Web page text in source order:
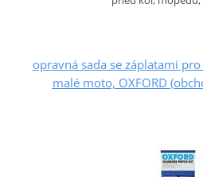
opravná sada se záplatami
malé moto, OXFORD